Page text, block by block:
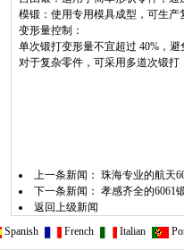
模锻：使用专用模具成型，可生
变形量控制：
单次锻打变形量不宜超过 40%，
对于复杂零件，可采用多道次锻
上一条新闻： 珠海专业的航天
下一条新闻： 孝感齐全的6061
返回上级新闻
Spanish French Italian